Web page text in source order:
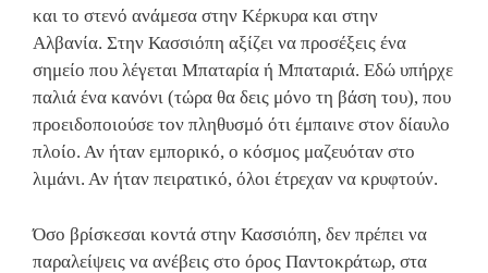
και το στενό ανάμεσα στην Κέρκυρα και στην
Αλβανία. Στην Κασσιόπη αξίζει να προσέξεις ένα
σημείο που λέγεται Μπαταρία ή Μπαταριά. Εδώ υπήρχε
παλιά ένα κανόνι (τώρα θα δεις μόνο τη βάση του), που
προειδοποιούσε τον πληθυσμό ότι έμπαινε στον δίαυλο
πλοίο. Αν ήταν εμπορικό, ο κόσμος μαζευόταν στο
λιμάνι. Αν ήταν πειρατικό, όλοι έτρεχαν να κρυφτούν.
Όσο βρίσκεσαι κοντά στην Κασσιόπη, δεν πρέπει να
παραλείψεις να ανέβεις στο όρος Παντοκράτωρ, στα